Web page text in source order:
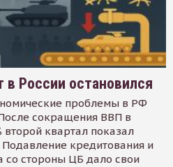
в России остановился
проблемы в РФ
сокращения ВВП в
квартал показал
кредитования и
со стороны ЦБ дало свои